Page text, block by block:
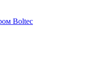
Boltec